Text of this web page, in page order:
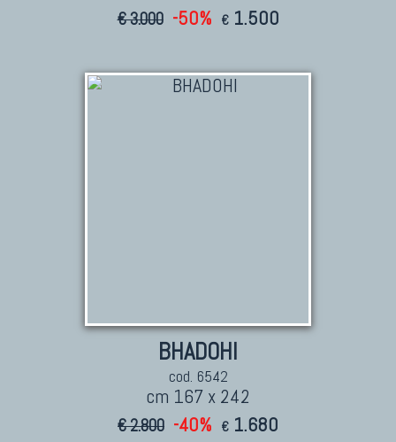
€ 3.000 -50% € 1.500
BHADOHI
cod. 6542
cm 167 x 242
€ 2.800 -40% € 1.680